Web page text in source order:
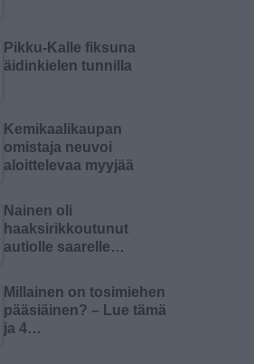
Pikku-Kalle fiksuna
äidinkielen tunnilla
Kemikaalikaupan
omistaja neuvoi
aloittelevaa myyjää
Nainen oli
haaksirikkoutunut
autiolle saarelle…
Millainen on tosimiehen
pääsiäinen? – Lue tämä
ja 4…